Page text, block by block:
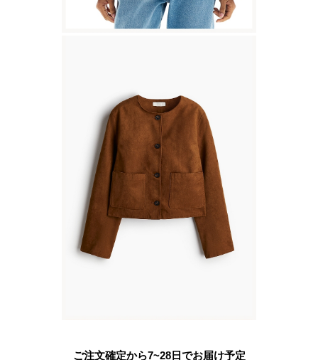
ご注文確定から7~28日でお届け予定